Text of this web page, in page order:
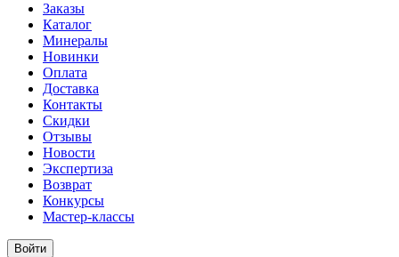
Заказы
Каталог
Минералы
Новинки
Оплата
Доставка
Контакты
Скидки
Отзывы
Новости
Экспертиза
Возврат
Конкурсы
Мастер-классы
Войти